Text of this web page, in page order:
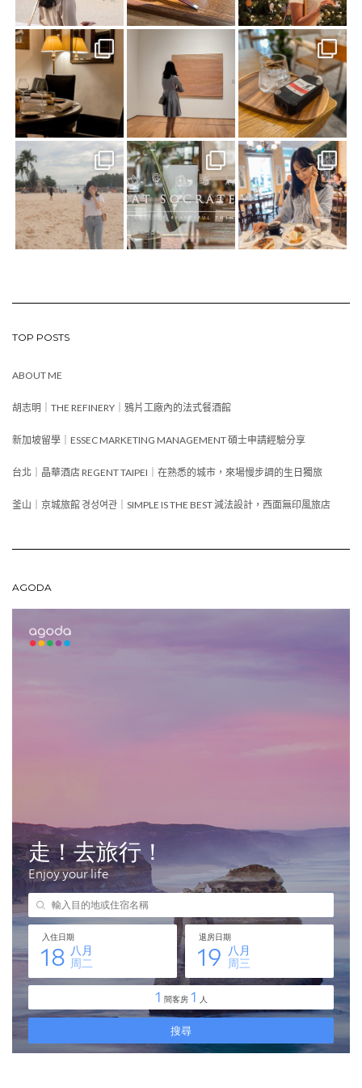
TOP POSTS
ABOUT ME
胡志明｜THE REFINERY｜鴉片工廠內的法式餐酒館
新加坡留學｜ESSEC MARKETING MANAGEMENT 碩士申請經驗分享
台北｜晶華酒店 REGENT TAIPEI｜在熟悉的城市，來場慢步調的生日獨旅
釜山｜京城旅館 경성여관｜SIMPLE IS THE BEST 減法設計，西面無印風旅店
AGODA